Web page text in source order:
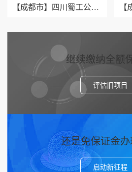
【成都市】四川蜀工公路工程试验检测有限公司/2026年银行履约保函三十九
继续缴纳全额
评估旧项目
还是免保证金
启动新征程